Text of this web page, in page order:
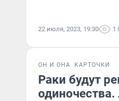
22 июля, 2023, 19:30 1
ОН И ОНА КАРТОЧКИ
Раки будут